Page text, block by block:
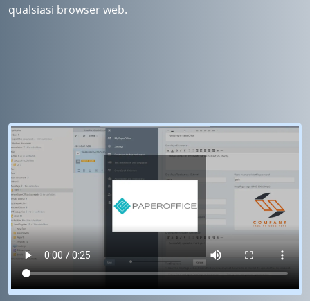
qualsiasi browser web.